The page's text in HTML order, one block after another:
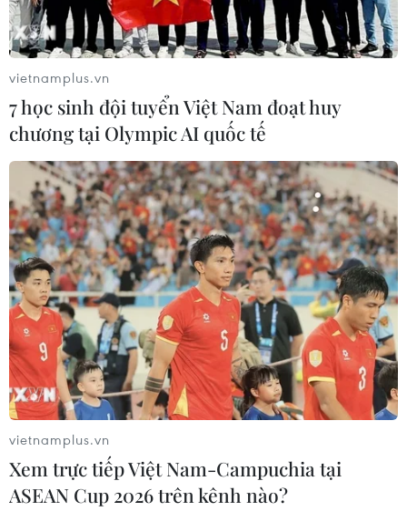
vietnamplus.vn
7 học sinh đội tuyển Việt Nam đoạt huy
chương tại Olympic AI quốc tế
vietnamplus.vn
Xem trực tiếp Việt Nam-Campuchia tại
ASEAN Cup 2026 trên kênh nào?